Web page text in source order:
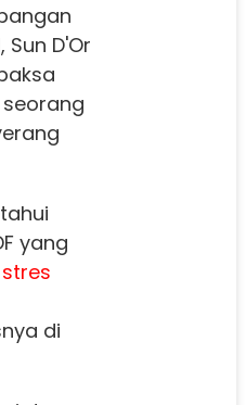
D'Or
yang
stres
di